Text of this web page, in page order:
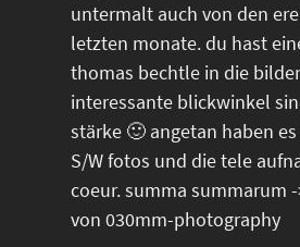
untermalt auch von den
letzten monate. du hast
thomas bechtle in die
interessante blickwinkel
stärke 🙂 angetan haben
S/W fotos und die tele
coeur. summa summarum
von 030mm-photography